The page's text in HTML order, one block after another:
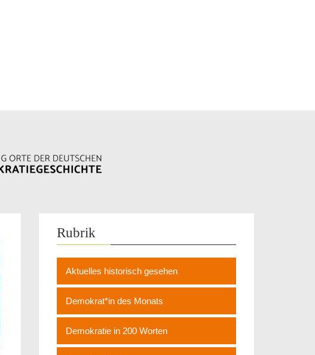
Rubrik
Aktuelles historisch gesehen
Demokrat*in des Monats
Demokratie in 200 Worten